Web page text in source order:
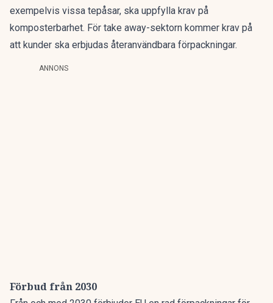
exempelvis vissa tepåsar, ska uppfylla krav på
komposterbarhet. För take away-sektorn kommer krav på
att kunder ska erbjudas återanvändbara förpackningar.
ANNONS
Förbud från 2030